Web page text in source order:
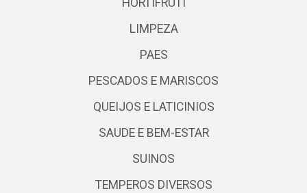
HORTIFRUTI
LIMPEZA
PAES
PESCADOS E MARISCOS
QUEIJOS E LATICINIOS
SAUDE E BEM-ESTAR
SUINOS
TEMPEROS DIVERSOS